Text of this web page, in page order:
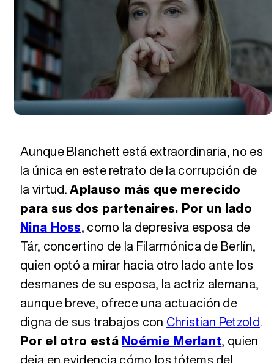
Aunque Blanchett está extraordinaria, no es
la única en este retrato de la corrupción de
la virtud.Aplauso más que merecido
para sus dos partenaires. Por un lado
Nina Hoss, como la depresiva esposa de
Tár, concertino de la Filarmónica de Berlín,
quien optó a mirar hacia otro lado ante los
desmanes de su esposa, la actriz alemana,
aunque breve, ofrece una actuación de
digna de sus trabajos con Christian Petzold.
Por el otro está Noémie Merlant, quien